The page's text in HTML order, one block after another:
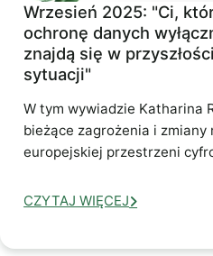
Wrzesień 2025: "Ci,
ochronę danych
znajdą się w
sytuacji"
W tym wywiadzie Katharina
bieżące zagrożenia i zmiany
europejskiej przestrzeni
CZYTAJ WIĘCEJ